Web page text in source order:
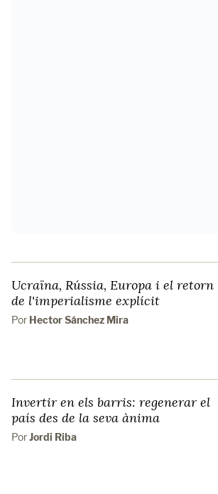
Ucraïna, Rússia, Europa i el retorn
de l'imperialisme explícit
Por Hector Sánchez Mira
Invertir en els barris: regenerar el
país des de la seva ànima
PorJordi Riba